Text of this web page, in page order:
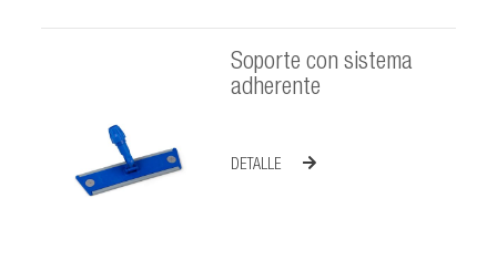
Soporte con sistema
adherente
DETALLE